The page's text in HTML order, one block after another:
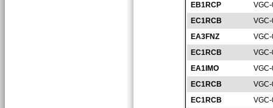
EB1RCP
EC1RCB
EA3FNZ
EC1RCB
EA1IMO
EC1RCB
EC1RCB